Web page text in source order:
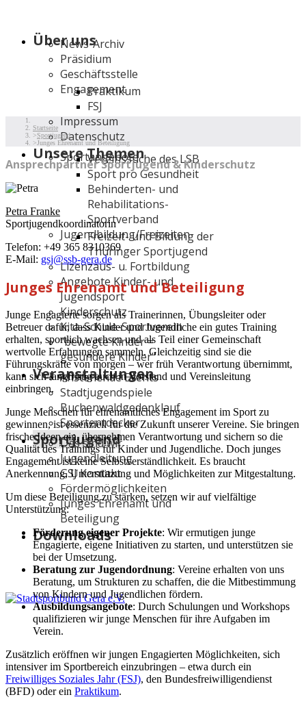
Über uns
News-Archiv
Präsidium
Geschäftsstelle
Engagement
Praktikum
FSJ
Impressum
Datenschutz
Unsere Themen
Sportangebote
Vereinssuche des LSB
Sport pro Gesundheit
Behinderten- und
Rehabilitations-
Sportverband
Jugendbildung/Freizeiten
Freizeit- und Bildung der
Thüringer Sportjugend
Lizenzaus- u. Fortbildung
Angebote Kinder- und
Jugendsport
Kinderschutz
Kita-Schule-Sportverein
"bewegte Kinder =
gesündere Kinder"
Veranstaltungen
Anstehende Events
Stadtjugendspiele
Buchenwaldgedenklauf
Sportentdecker
Sportjugend
Das sind wir
Jugendleitung
GSJ Kontakt
Fördermöglichkeiten
Junges Ehrenamt und
Beteiligung
Downloads
Startseite
Sportjugend
Junges Ehrenamt und Beteiligung
Ansprechpartner Sportjugend & Kinderschutz
Petra Franke
Sportjugendkoordinatorin
Telefon: +49 365 8310369
E-Mail: gsj@ssb-gera.de
Junges Ehrenamt und Beteiligung
Junge Engagierte sorgen als Trainerinnen, Übungsleiter oder
Betreuer dafür, dass Kinder und Jugendliche ein gutes Training
erhalten, sportlich wachsen und als Teil einer Gemeinschaft
wertvolle Erfahrungen sammeln. Gleichzeitig sind sie die
Führungskräfte von morgen – wer früh Verantwortung übernimmt,
kann sich langfristig auch in Vorstand und Vereinsleitung
einbringen.
Junge Menschen für ehrenamtliches Engagement im Sport zu
gewinnen, ist essenziell für die Zukunft unserer Vereine. Sie bringen
frische Ideen ein, übernehmen Verantwortung und sichern so die
Qualität des Trainings für Kinder und Jugendliche. Doch junges
Engagement ist keine Selbstverständlichkeit. Es braucht
Anerkennung, Unterstützung und Möglichkeiten zur Mitgestaltung.
Um diese Beteiligung zu stärken, setzen wir auf vielfältige
Unterstützung:
Förderung eigener Projekte: Wir ermutigen junge
Engagierte, eigene Initiativen zu starten, und unterstützen sie
bei der Umsetzung.
Beratung zur Jugendordnung: Vereine erhalten von uns
Beratung, um Strukturen zu schaffen, die die Mitbestimmung
von Kindern und Jugendlichen fördern.
Ausbildungsangebote: Durch Schulungen und Workshops
qualifizieren wir junge Menschen für ihre Aufgaben im
Verein.
Zusätzlich eröffnen wir jungen Engagierten Möglichkeiten, sich
intensiver im Sportbereich einzubringen – etwa durch ein
Freiwilliges Soziales Jahr (FSJ), den Bundesfreiwilligendienst
(BFD) oder ein Praktikum.